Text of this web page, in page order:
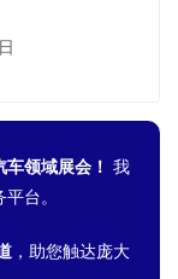
领域展会！ 我
台。
，助您触达庞大